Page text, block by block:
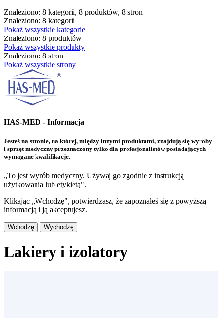
Znaleziono: 8 kategorii, 8 produktów, 8 stron
Znaleziono: 8 kategorii
Pokaż wszystkie kategorie
Znaleziono: 8 produktów
Pokaż wszystkie produkty
Znaleziono: 8 stron
Pokaż wszystkie strony
HAS-MED - Informacja
Jesteś na stronie, na której, między innymi produktami, znajdują się wyroby
i sprzęt medyczny przeznaczony tylko dla profesjonalistów posiadających
wymagane kwalifikacje.
„To jest wyrób medyczny. Używaj go zgodnie z instrukcją
użytkowania lub etykietą".
Klikając „Wchodzę", potwierdzasz, że zapoznałeś się z powyższą
informacją i ją akceptujesz.
Wchodzę Wychodzę
Lakiery i izolatory